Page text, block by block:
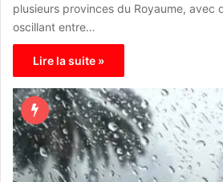
plusieurs provinces du Royaume, avec
oscillant entre…
Lire la suite »